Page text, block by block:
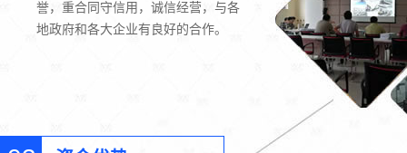
誉，重合同守信用，诚信经营，与各
地政府和各大企业有良好的合作。